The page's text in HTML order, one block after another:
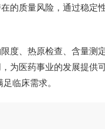
的质量风险，通过稳定
度、热原检查、含量测
为医药事业的发展提供
临床需求。